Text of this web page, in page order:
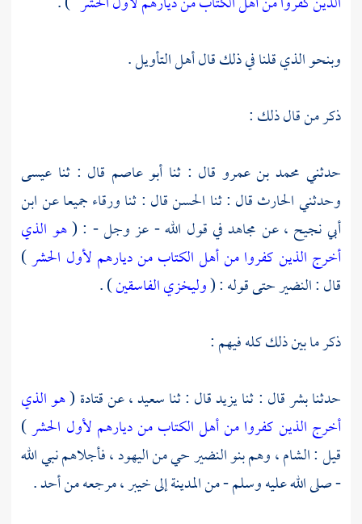
وبنحو الذي قلنا في ذلك قال أهل التأويل .
ذكر من قال ذلك :
حدثني محمد بن عمرو قال : ثنا أبو عاصم قال : ثنا عيسى
وحدثنيالحارثقال : ثنا الحسنقال : ثناورقاءجميعا عنابن
أبي نجيح ، عن مجاهدفي قول الله - عز وجل - : (هو الذي
أخرج الذين كفروا من أهل الكتاب من ديارهم لأول الحشر)
قال :النضيرحتى قوله : (وليخزي الفاسقين) .
ذكر ما بين ذلك كله فيهم :
حدثنابشرقال : ثنايزيدقال : ثناسعيد، عنقتادة (هو الذي
أخرج الذين كفروا من أهل الكتاب من ديارهم لأول الحشر)
قيل : الشام ، وهمبنو النضير حي من اليهود ،فأجلاهم نبي الله
- صلى الله عليه وسلم - منالمدينةإلى خيبر ، مرجعه من أحد .